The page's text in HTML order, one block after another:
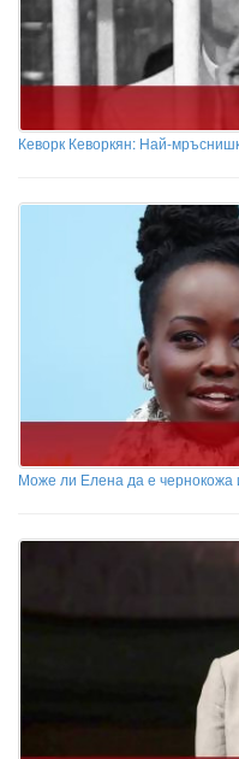
Кеворк Кеворкян: Най-
Може ли Елена да е чернокожа